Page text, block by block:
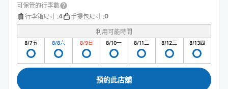
可保管的行李數
行李箱尺寸 :4 手提包尺寸 :0
利用可能時間
8/7五 8/8六 8/9日 8/10一 8/11二 8/12三 8/13四
預約此店舖